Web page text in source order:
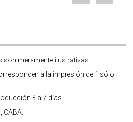
meramente ilustrativas.
a la impresión de 1 sólo
3 a 7 días.